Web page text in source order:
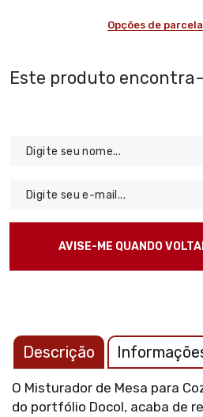
Opções de
Descrição
O Misturador de Mesa para
do portfólio Docol, acaba de